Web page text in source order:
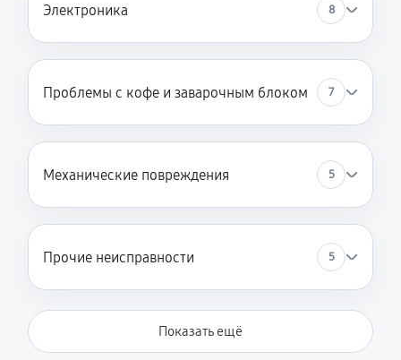
Электроника 8
Проблемы с кофе и заварочным блоком 7
Механические повреждения 5
Прочие неисправности 5
Показать ещё